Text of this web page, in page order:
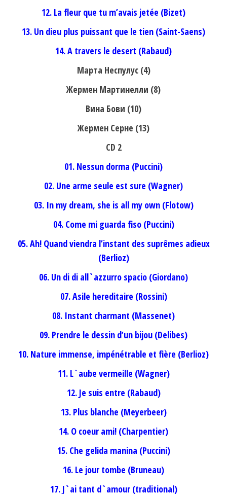
12. La fleur que tu m’avais jetée (Bizet)
13. Un dieu plus puissant que le tien (Saint-Saens)
14. A travers le desert (Rabaud)
Марта Неспулус (4)
Жермен Мартинелли (8)
Вина Бови (10)
Жермен Серне (13)
CD 2
01. Nessun dorma (Puccini)
02. Une arme seule est sure (Wagner)
03. In my dream, she is all my own (Flotow)
04. Come mi guarda fiso (Puccini)
05. Ah! Quand viendra l’instant des suprêmes adieux
(Berlioz)
06. Un di di all`azzurro spacio (Giordano)
07. Asile hereditaire (Rossini)
08. Instant charmant (Massenet)
09. Prendre le dessin d’un bijou (Delibes)
10. Nature immense, impénétrable et fière (Berlioz)
11. L`aube vermeille (Wagner)
12. Je suis entre (Rabaud)
13. Plus blanche (Meyerbeer)
14. O coeur ami! (Charpentier)
15. Che gelida manina (Puccini)
16. Le jour tombe (Bruneau)
17. J`ai tant d`amour (traditional)